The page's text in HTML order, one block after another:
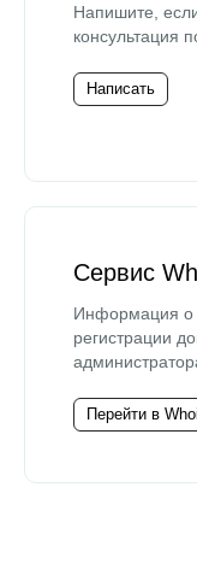
Напишите,
консультация
Написать
Сервис
Информация о
регистрации
Перейти в